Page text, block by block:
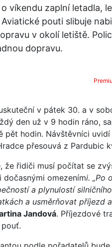
víkendu zaplní letadla,
pouti slibuje
v okolí letiště.
dopravu.
v pátek 30. a v
den už v 9 hodin ráno,
pět hodin. Návštěvníci
přesouvá z Pardubic
že řidiči musí počítat se
omezeními. „Po
a plynulostí
a usměrňovat příjezd
Jandová. Příjezdové